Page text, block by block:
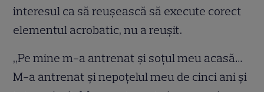
interesul ca să reuşească să execute corect
elementul acrobatic, nu a reuşit.
„Pe mine m-a antrenat și soțul meu acasă…
M-a antrenat și nepoțelul meu de cinci ani și